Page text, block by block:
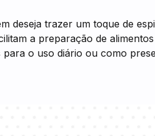
deseja trazer um toque de
a preparação de
o uso diário ou como